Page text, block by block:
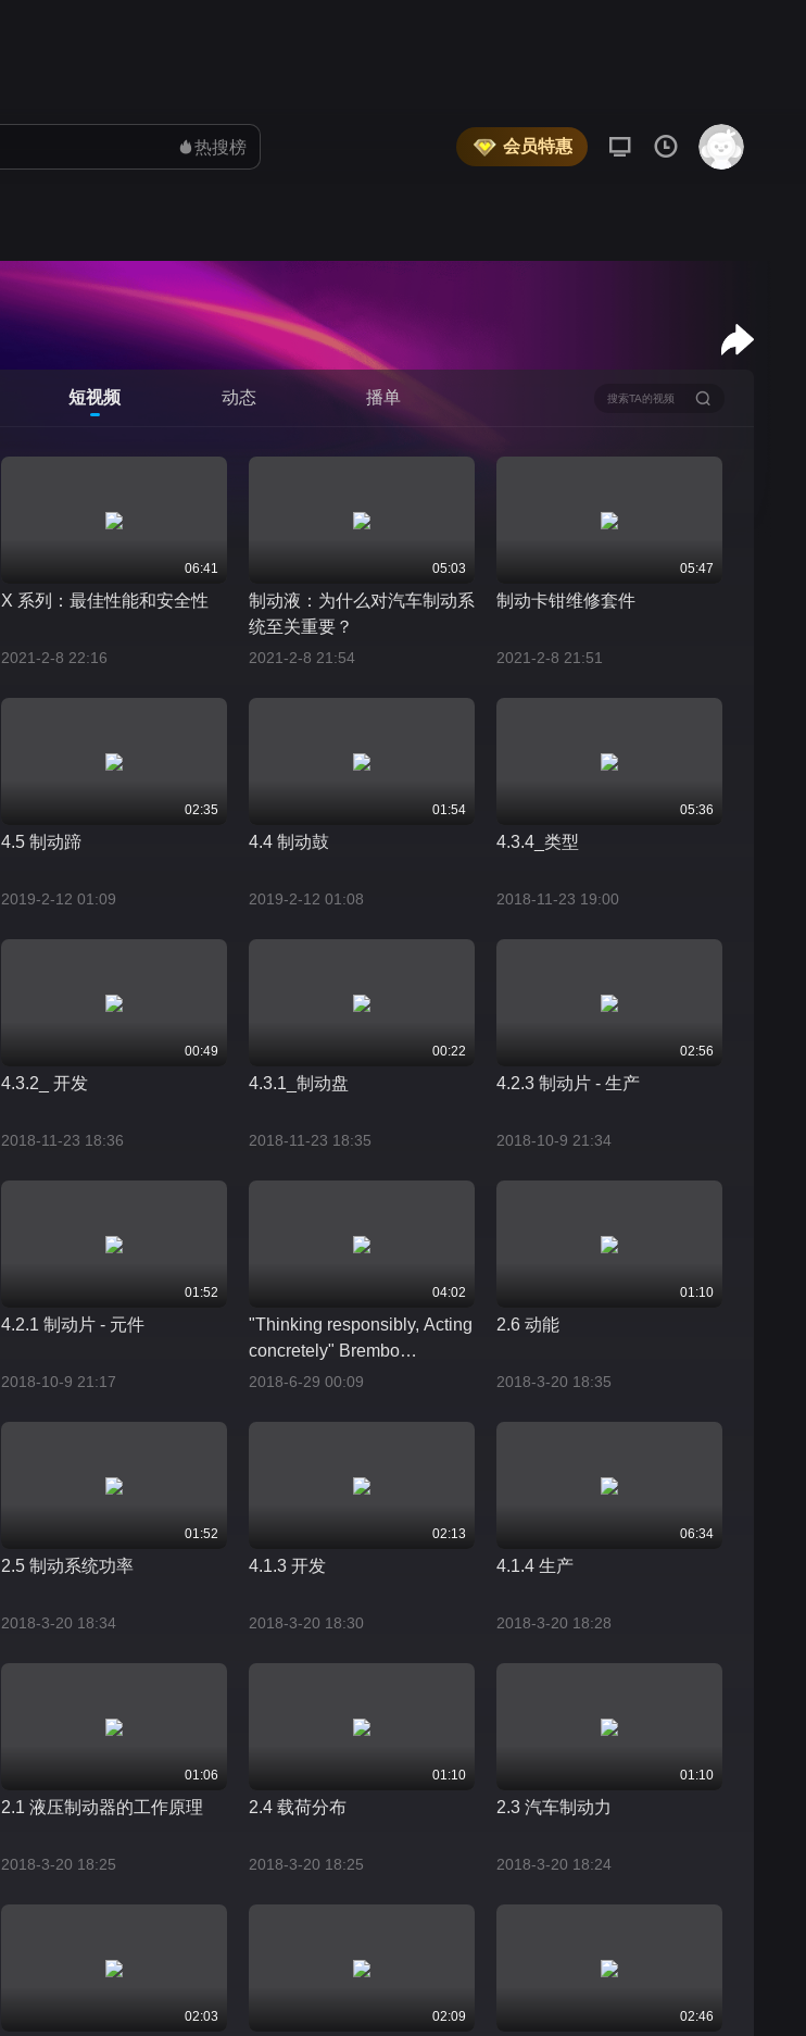
热搜榜 会员特惠
短视频 动态 播单
06:41
X 系列：最佳性能和安全性
2021-2-8 22:16
05:03
制动液：为什么对汽车制动系
统至关重要？
2021-2-8 21:54
05:47
制动卡钳维修套件
2021-2-8 21:51
02:35
4.5 制动蹄
2019-2-12 01:09
01:54
4.4 制动鼓
2019-2-12 01:08
05:36
4.3.4_类型
2018-11-23 19:00
00:49
4.3.2_ 开发
2018-11-23 18:36
00:22
4.3.1_制动盘
2018-11-23 18:35
02:56
4.2.3 制动片 - 生产
2018-10-9 21:34
01:52
4.2.1 制动片 - 元件
2018-10-9 21:17
04:02
"Thinking responsibly, Acting
concretely" Brembo
Corporate Social
2018-6-29 00:09
01:10
2.6 动能
2018-3-20 18:35
01:52
2.5 制动系统功率
2018-3-20 18:34
02:13
4.1.3 开发
2018-3-20 18:30
06:34
4.1.4 生产
2018-3-20 18:28
01:06
2.1 液压制动器的工作原理
2018-3-20 18:25
01:10
2.4 载荷分布
2018-3-20 18:25
01:10
2.3 汽车制动力
2018-3-20 18:24
02:03 02:09 02:46